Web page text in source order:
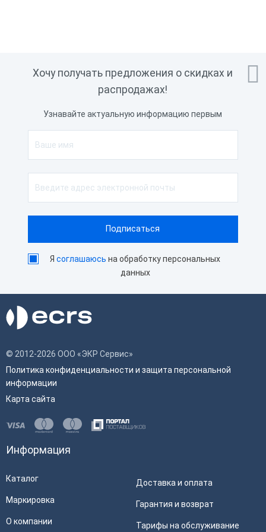

Хочу получать предложения о скидках и
распродажах!
Узнавайте актуальную информацию первым
Ясоглашаюсь на обработку персональных
данных
© 2012-2026 ООО «ЭКР Сервис»
Политика конфиденциальности и защита персональной
информации
Карта сайта
Информация
Каталог
Маркировка
О компании
Доставка и оплата
Гарантия и возврат
Тарифы на обслуживание